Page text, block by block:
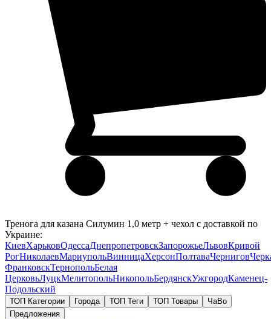
Тренога для казана Силумин 1,0 метр + чехол с доставкой по
Украине:
КиевХарьковОдессаДнепропетровскЗапорожьеЛьвовКривой
РогНиколаевМариупольВинницаХерсонПолтаваЧернигов
ФранковскТернопольБелая
ЦерковьЛуцкМелитопольНикопольБердянскУжгородКаменец-
Подольский
ТОП Категории Города ТОП Теги ТОП Товары
ЧаВо
Предложения